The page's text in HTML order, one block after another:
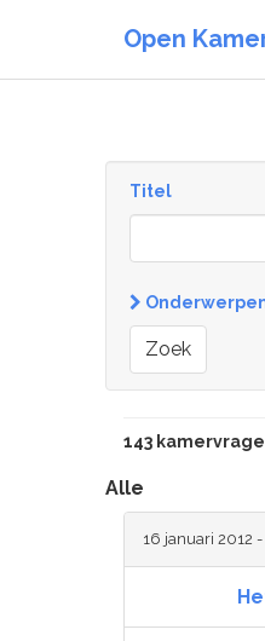
Open
Titel
Zoek
143
Alle
16 januari 2012